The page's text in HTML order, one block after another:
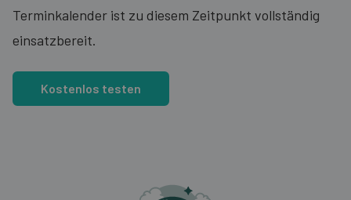
Terminkalender ist zu diesem Zeitpunkt vollständig
einsatzbereit.
Kostenlos testen